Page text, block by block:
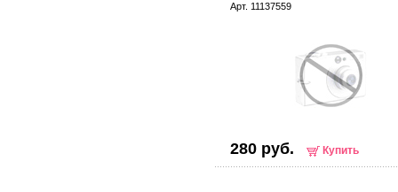
Арт. 11137559
280 руб. Купить